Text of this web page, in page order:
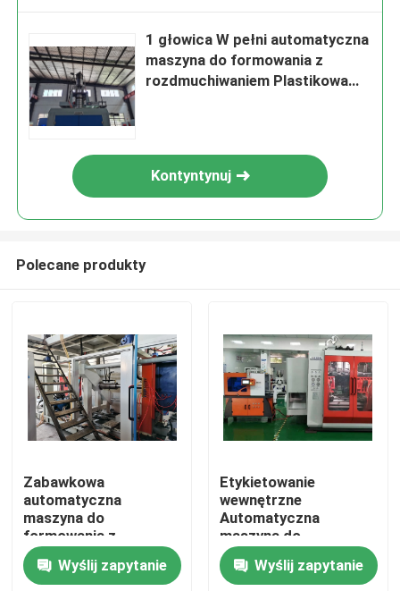
Dom
O nas
Łączność
1 głowica W pełni automatyczna
maszyna do formowania z
rozdmuchiwaniem Plastikowa
Kontyntynuj
Polecane produkty
Zabawkowa
automatyczna
maszyna do
formowania z
rozdmuchem
Pojedyncza stacja
Wyślij zapytanie
Etykietowanie
wewnętrzne
Automatyczna
maszyna do
formowania z
rozdmuchiwaniem
Wyślij zapytanie